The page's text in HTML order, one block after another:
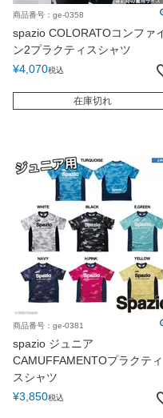
商品番号：ge-0358
spazio COLORATOコンファ
ン2プラクティスシャツ
¥4,070税込
在庫切れ
商品番号：ge-0381
spazio ジュニア
CAMUFFAMENTOプラクティ
スシャツ
¥3,850税込